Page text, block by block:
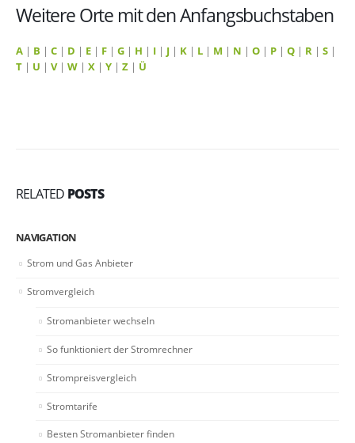
Weitere Orte mit den Anfangsbuchstaben
A | B | C | D | E | F | G | H | I | J | K | L | M | N | O | P | Q | R | S |
T | U | V| W | X | Y | Z | Ü
RELATED POSTS
NAVIGATION
Strom und Gas Anbieter
Stromvergleich
Stromanbieter wechseln
So funktioniert der Stromrechner
Strompreisvergleich
Stromtarife
Besten Stromanbieter finden